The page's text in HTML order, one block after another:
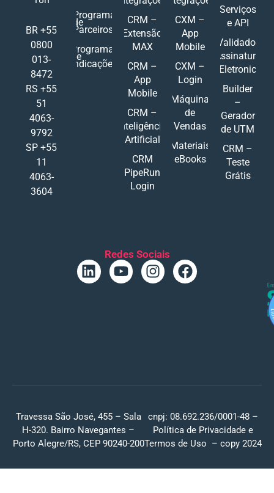
BR +55
0800
013-
8472
RS +55
51
4063-
9792
SP +55
11
4063-
3604
Programa
de
Parceiros
Programa
de
Indicações
CRM –
Extensão
MAX
CRM –
App
Mobile
CRM –
Inteligência
Artificial
CRM
PipeRun
Login
CXM –
App
Mobile
CXM –
Login
Máquina
de
Vendas
Materiais
eBooks
Serviços
e API
Validador
Assinatura
Eletronic
Builder
–
Gerador
de UTM
CRM –
Teste
Grátis
Redes Sociais
Travessa São José, 455 – Sala
H-320. Bairro Navegantes –
Porto Alegre/RS, CEP 90240-200
cnpj: 08.692.236/0001-48 –
Política de Privacidade e
Termos de Uso – copy 2024